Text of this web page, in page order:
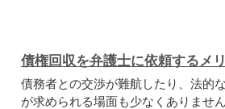
債権回収を弁護士に依頼するメ
債務者との交渉が難航したり、法的な
が求められる場面も少なくありませ